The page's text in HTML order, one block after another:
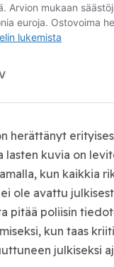
herättänyt
lasten kuvia on
kun kaikkia
ole avattu
pitää poliisin
kun taas
julkiseksi